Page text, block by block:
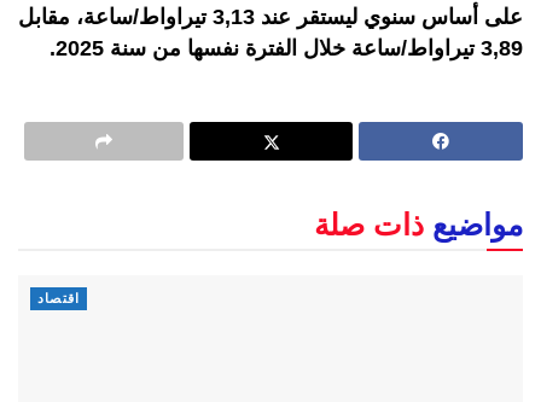
على أساس سنوي ليستقر عند 3,13 تيراواط/ساعة، مقابل
3,89 تيراواط/ساعة خلال الفترة نفسها من سنة 2025.
مواضيع ذات صلة
اقتصاد